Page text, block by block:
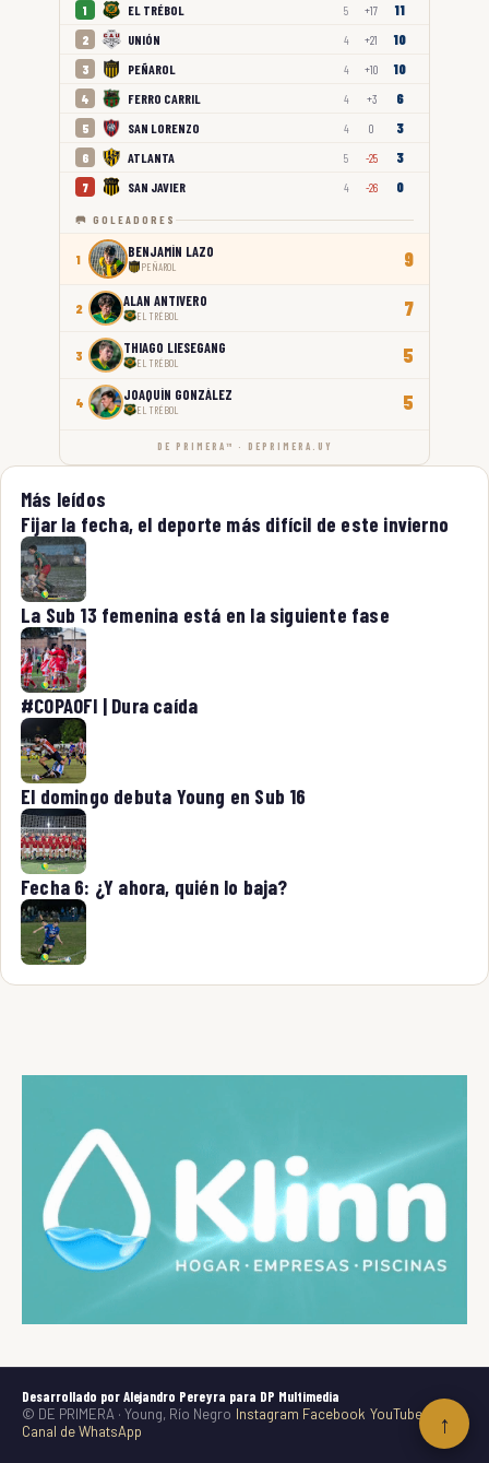
↑
1 EL TRÉBOL 5 +17 11
2 UNIÓN 4 +21 10
3 PEÑAROL 4 +10 10
4 FERRO CARRIL 4 +3 6
5 SAN LORENZO 4 0 3
6 ATLANTA 5 -25 3
7 SAN JAVIER 4 -26 0
🥅 GOLEADORES
1 BENJAMÍN LAZO
PEÑAROL 9
2 ALAN ANTIVERO
EL TRÉBOL 7
3 THIAGO LIESEGANG
EL TRÉBOL 5
4 JOAQUÍN GONZÁLEZ
EL TRÉBOL 5
DE PRIMERA™ · DEPRIMERA.UY
Más leídos
Fijar la fecha, el deporte más difícil de este invierno
La Sub 13 femenina está en la siguiente fase
#COPAOFI | Dura caída
El domingo debuta Young en Sub 16
Fecha 6: ¿Y ahora, quién lo baja?
Desarrollado por Alejandro Pereyra para DP Multimedia
© DE PRIMERA · Young, Río Negro Instagram Facebook YouTube
TikTok
Canal de WhatsApp